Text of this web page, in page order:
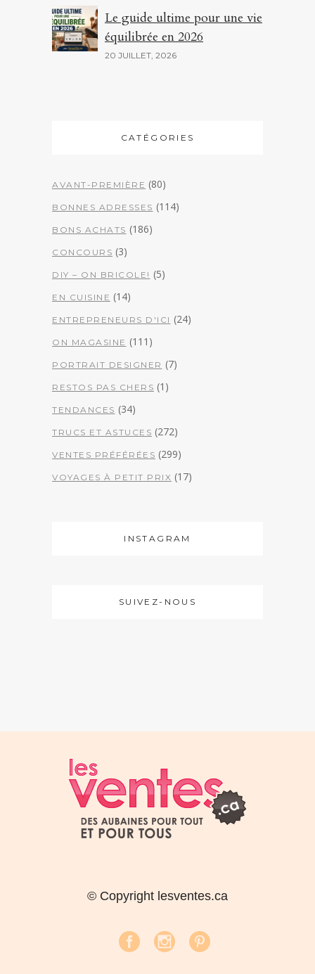
Le guide ultime pour une vie
équilibrée en 2026
20 JUILLET, 2026
CATÉGORIES
AVANT-PREMIÈRE (80)
BONNES ADRESSES (114)
BONS ACHATS (186)
CONCOURS (3)
DIY – ON BRICOLE! (5)
EN CUISINE (14)
ENTREPRENEURS D'ICI (24)
ON MAGASINE (111)
PORTRAIT DESIGNER (7)
RESTOS PAS CHERS (1)
TENDANCES (34)
TRUCS ET ASTUCES (272)
VENTES PRÉFÉRÉES (299)
VOYAGES À PETIT PRIX (17)
INSTAGRAM
SUIVEZ-NOUS
© Copyright lesventes.ca